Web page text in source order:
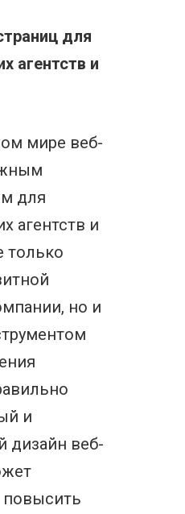
для
агентств и
мире веб-
для
агентств и
только
но и
и
дизайн веб-
повысить